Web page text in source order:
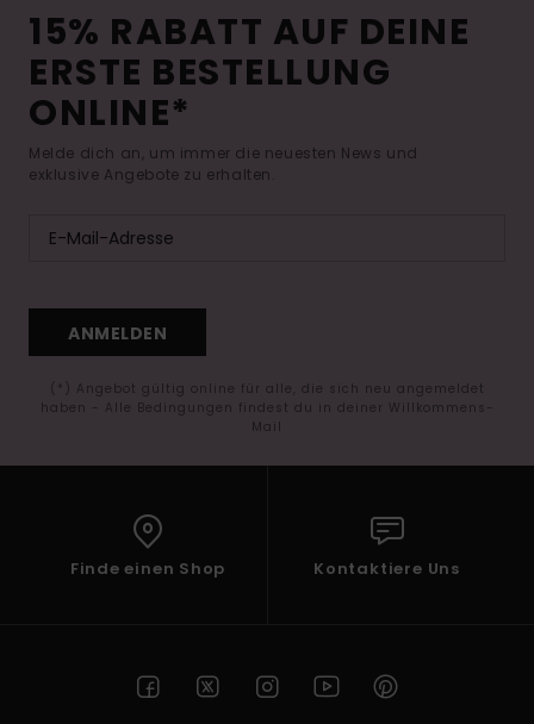
15% RABATT AUF DEINE
ERSTE BESTELLUNG
ONLINE*
Melde dich an, um immer die neuesten News und
exklusive Angebote zu erhalten.
ANMELDEN
(*) Angebot gültig online für alle, die sich neu angemeldet
haben - Alle Bedingungen findest du in deiner Willkommens-
Mail
Finde einen Shop Kontaktiere Uns